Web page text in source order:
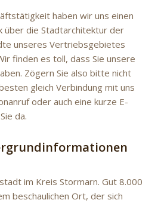
haben wir uns einen
über die Stadtarchitektur der
unseres Vertriebsgebietes
finden es toll, dass Sie unsere
Zögern Sie also bitte nicht
gleich Verbindung mit uns
oder auch eine kurze E-
da.
im Kreis Stormarn. Gut 8.000
beschaulichen Ort, der sich